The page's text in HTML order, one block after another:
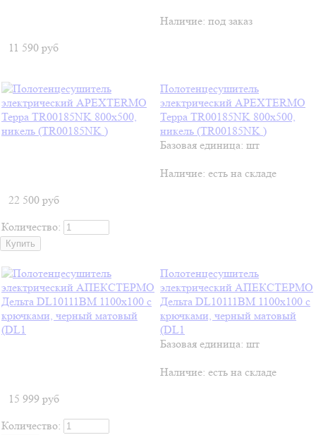
Наличие: под заказ
11 590 руб
Полотенцесушитель
электрический APEXTERMO
Терра TR00185NK 800x500,
никель (TR00185NK )
Базовая единица: шт
Наличие: есть на складе
22 500 руб
Количество:
Полотенцесушитель
электрический АПЕКСТЕРМО
Дельта DL10111BM 1100x100 с
крючками, черный матовый
(DL1
Базовая единица: шт
Наличие: есть на складе
15 999 руб
Количество: